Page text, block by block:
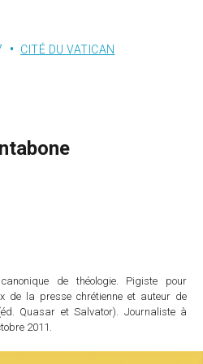
CITÉ DU VATICAN
de théologie. Pigiste pour
de la presse chrétienne et auteur de
Quasar et Salvator). Journaliste à
2011.